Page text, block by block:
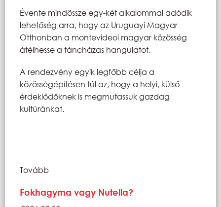
Évente mindössze egy-két alkalommal adódik
lehetőség arra, hogy az Uruguayi Magyar
Otthonban a montevideoi magyar közösség
átélhesse a táncházas hangulatot.
A rendezvény egyik legfőbb célja a
közösségépítésen túl az, hogy a helyi, külső
érdeklődőknek is megmutassuk gazdag
kultúránkat.
Tovább
Fokhagyma vagy Nutella?